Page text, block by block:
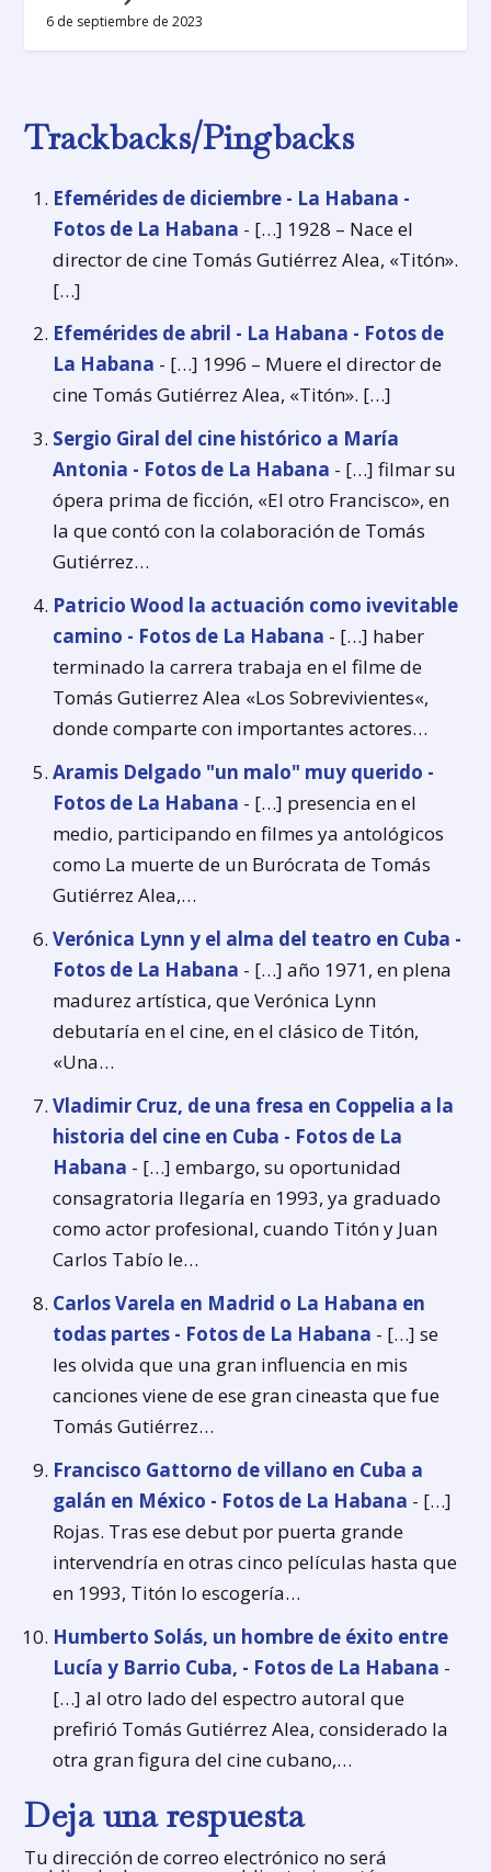
6 de septiembre de 2023
Trackbacks/Pingbacks
Efemérides de diciembre - La Habana -
Fotos de La Habana - […] 1928 – Nace el
director de cine Tomás Gutiérrez Alea, «Titón».
[…]
Efemérides de abril - La Habana - Fotos de
La Habana - […] 1996 – Muere el director de
cine Tomás Gutiérrez Alea, «Titón». […]
Sergio Giral del cine histórico a María
Antonia - Fotos de La Habana - […] filmar su
ópera prima de ficción, «El otro Francisco», en
la que contó con la colaboración de Tomás
Gutiérrez…
Patricio Wood la actuación como ivevitable
camino - Fotos de La Habana - […] haber
terminado la carrera trabaja en el filme de
Tomás Gutierrez Alea «Los Sobrevivientes«,
donde comparte con importantes actores…
Aramis Delgado "un malo" muy querido -
Fotos de La Habana - […] presencia en el
medio, participando en filmes ya antológicos
como La muerte de un Burócrata de Tomás
Gutiérrez Alea,…
Verónica Lynn y el alma del teatro en Cuba -
Fotos de La Habana - […] año 1971, en plena
madurez artística, que Verónica Lynn
debutaría en el cine, en el clásico de Titón,
«Una…
Vladimir Cruz, de una fresa en Coppelia a la
historia del cine en Cuba - Fotos de La
Habana - […] embargo, su oportunidad
consagratoria llegaría en 1993, ya graduado
como actor profesional, cuando Titón y Juan
Carlos Tabío le…
Carlos Varela en Madrid o La Habana en
todas partes - Fotos de La Habana - […] se
les olvida que una gran influencia en mis
canciones viene de ese gran cineasta que fue
Tomás Gutiérrez…
Francisco Gattorno de villano en Cuba a
galán en México - Fotos de La Habana - […]
Rojas. Tras ese debut por puerta grande
intervendría en otras cinco películas hasta que
en 1993, Titón lo escogería…
Humberto Solás, un hombre de éxito entre
Lucía y Barrio Cuba, - Fotos de La Habana -
[…] al otro lado del espectro autoral que
prefirió Tomás Gutiérrez Alea, considerado la
otra gran figura del cine cubano,…
Deja una respuesta
Tu dirección de correo electrónico no será